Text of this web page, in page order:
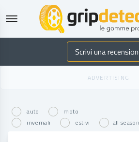
Scrivi una
auto
moto
invernali
estivi all season